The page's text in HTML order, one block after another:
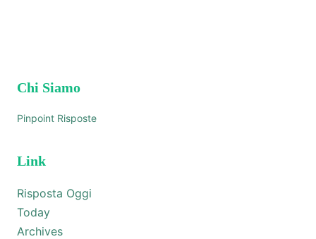
Chi Siamo
Pinpoint Risposte
Link
Risposta Oggi
Today
Archives